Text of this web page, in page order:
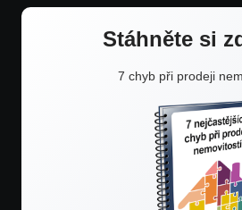
Prodejte lépe
Stáhněte si
7 chyb při prodeji